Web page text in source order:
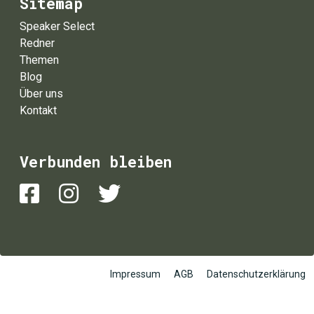
Speaker Select
Redner
Themen
Blog
Über uns
Kontakt
Verbunden bleiben
Impressum AGB Datenschutzerklärung